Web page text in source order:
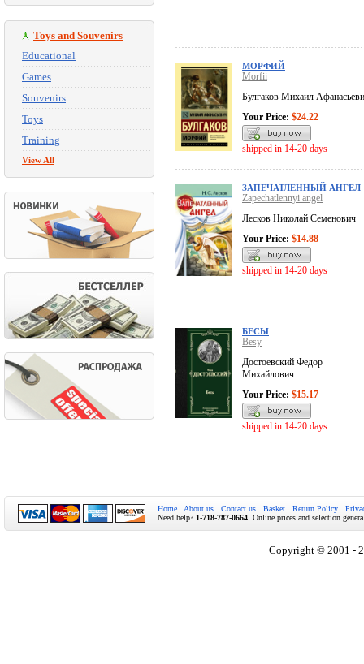
Toys and Souvenirs
Educational
Games
Souvenirs
Toys
Training
View All
МОРФИЙ
Morfii
Булгаков Михаил
Your Price: $24.22
shipped in 14-20 days
ЗАПЕЧАТЛЕННЫЙ АНГЕЛ
Zapechatlennyi angel
Лесков Николай Семенович
Your Price: $14.88
shipped in 14-20 days
БЕСЫ
Besy
Достоевский Федор
Михайлович
Your Price: $15.17
shipped in 14-20 days
Home About us Contact us Basket Return Policy
Need help? 1-718-787-0664 . Online prices and selection
Copyright © 2001 -